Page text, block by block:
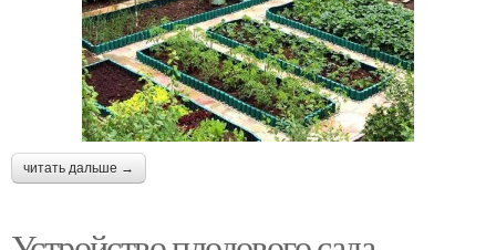
читать дальше →